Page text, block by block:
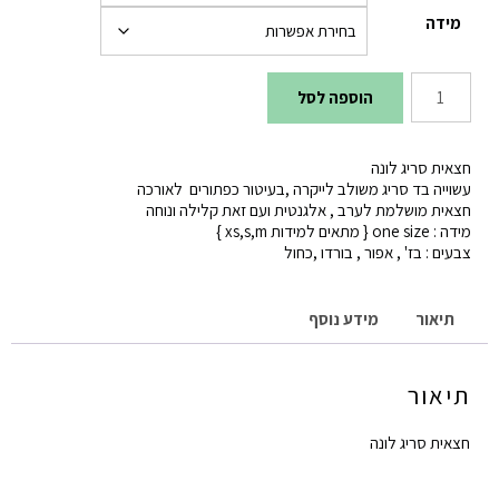
מידה
כמות
של
לונה
הוספה לסל
חצאית סריג לונה
עשוייה בד סריג משולב לייקרה ,בעיטור כפתורים לאורכה
חצאית מושלמת לערב , אלגנטית ועם זאת קלילה ונוחה
מידה : one size { מתאים למידות xs,s,m }
צבעים : בז' , אפור , בורדו ,כחול
תיאור מידע נוסף
תיאור
חצאית סריג לונה